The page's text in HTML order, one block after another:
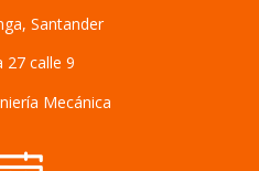
Santander
27 calle 9
Mecánica